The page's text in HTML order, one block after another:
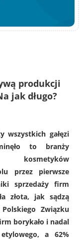
produkcji
jak długo?
wszystkich gałęzi
to branży
kosmetyków
przez pierwsze
sprzedaży firm
złota, jak sądzą
Związku
borykało i nadal
a 62%